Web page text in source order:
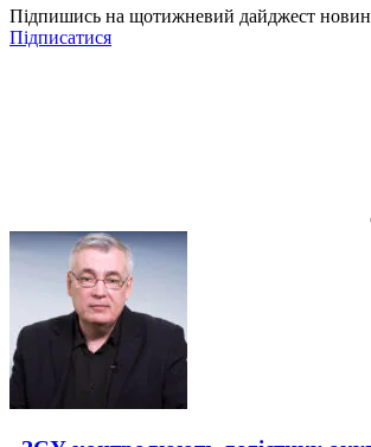
Підпишись на щотижневий дайджест новин
Підписатися